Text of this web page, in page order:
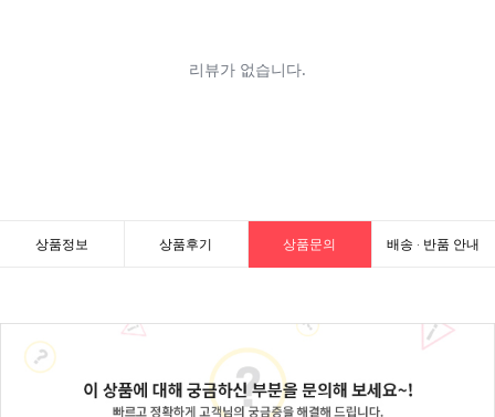
상품정보 상품후기 상품문의 배송 · 반품 안내